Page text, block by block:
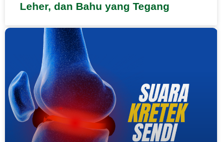
Leher, dan Bahu yang Tegang